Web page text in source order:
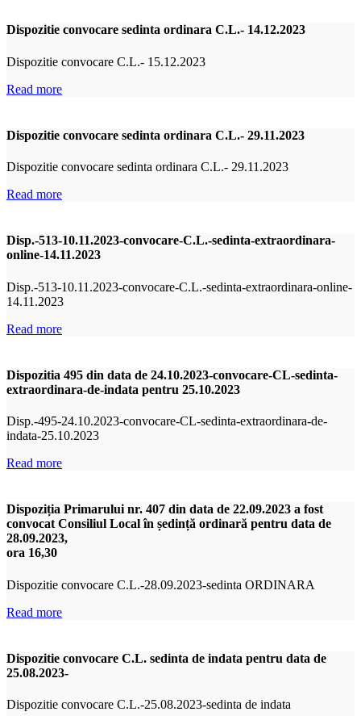
Dispozitie convocare sedinta ordinara C.L.- 14.12.2023
Dispozitie convocare C.L.- 15.12.2023
Read more
Dispozitie convocare sedinta ordinara C.L.- 29.11.2023
Dispozitie convocare sedinta ordinara C.L.- 29.11.2023
Read more
Disp.-513-10.11.2023-convocare-C.L.-sedinta-extraordinara-
online-14.11.2023
Disp.-513-10.11.2023-convocare-C.L.-sedinta-extraordinara-online-
14.11.2023
Read more
Dispozitia 495 din data de 24.10.2023-convocare-CL-sedinta-
extraordinara-de-indata pentru 25.10.2023
Disp.-495-24.10.2023-convocare-CL-sedinta-extraordinara-de-
indata-25.10.2023
Read more
Dispoziția Primarului nr. 407 din data de 22.09.2023 a fost
convocat Consiliul Local în ședință ordinară pentru data de
28.09.2023,
ora 16,30
Dispozitie convocare C.L.-28.09.2023-sedinta ORDINARA
Read more
Dispozitie convocare C.L. sedinta de indata pentru data de
25.08.2023-
Dispozitie convocare C.L.-25.08.2023-sedinta de indata